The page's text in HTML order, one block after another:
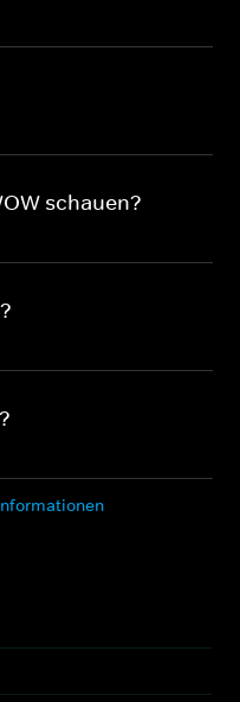
schauen?